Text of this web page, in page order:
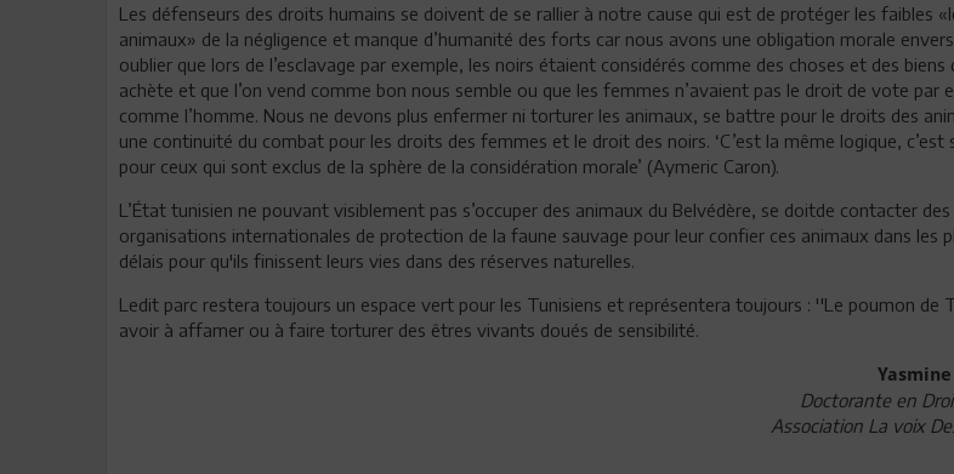
Les défenseurs des droits humains se doivent de se rallier à notre cause qui est de protéger les faibles
animaux» de la négligence et manque d’humanité des forts car nous avons une obligation morale
oublier que lors de l’esclavage par exemple, les noirs étaient considérés comme des choses et des biens
achète et que l’on vend comme bon nous semble ou que les femmes n’avaient pas le droit de vote par
comme l’homme. Nous ne devons plus enfermer ni torturer les animaux, se battre pour le droits des
une continuité du combat pour les droits des femmes et le droit des noirs. ‘C’est la même logique, c’est
pour ceux qui sont exclus de la sphère de la considération morale’ (Aymeric Caron).
L’État tunisien ne pouvant visiblement pas s’occuper des animaux du Belvédère, se doitde contacter des
organisations internationales de protection de la faune sauvage pour leur confier ces animaux dans les
délais pour qu'ils finissent leurs vies dans des réserves naturelles.
Ledit parc restera toujours un espace vert pour les Tunisiens et représentera toujours : ''Le poumon de
avoir à affamer ou à faire torturer des êtres vivants doués de sensibilité.
Doctorante en
Association La voix